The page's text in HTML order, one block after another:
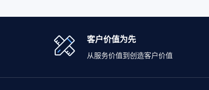
客户价值为先
从服务价值到创造客户价值